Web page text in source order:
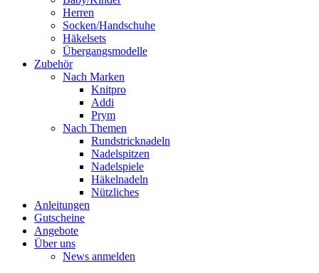
Herren
Socken/Handschuhe
Häkelsets
Übergangsmodelle
Zubehör
Nach Marken
Knitpro
Addi
Prym
Nach Themen
Rundstricknadeln
Nadelspitzen
Nadelspiele
Häkelnadeln
Nützliches
Anleitungen
Gutscheine
Angebote
Über uns
News anmelden